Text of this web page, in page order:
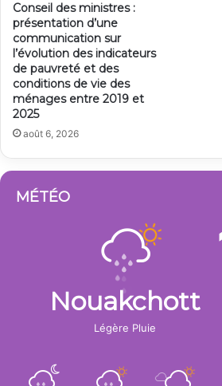
Conseil des ministres :
présentation d’une
communication sur
l’évolution des indicateurs
de pauvreté et des
conditions de vie des
ménages entre 2019 et
2025
août 6, 2026
MÉTÉO
Nouakchott
Légère Pluie